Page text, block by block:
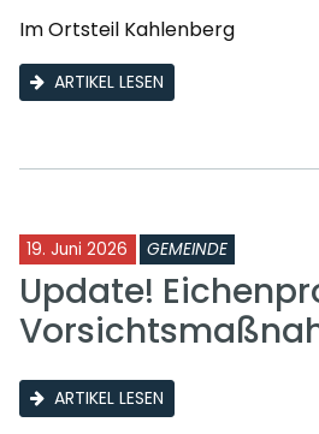
Im Ortsteil Kahlenberg
ARTIKEL LESEN
19. Juni 2026 GEMEINDE
Update!
ARTIKEL LESEN